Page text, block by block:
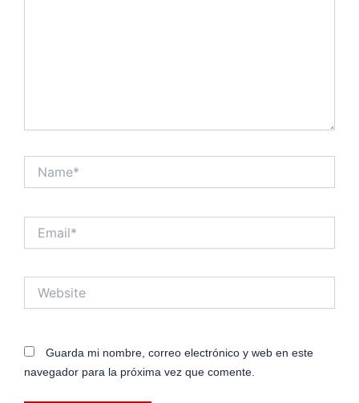
Guarda mi nombre, correo electrónico y web en este
navegador para la próxima vez que comente.